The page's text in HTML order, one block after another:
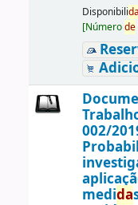
Disponibilida
[Númerode
002/
medida